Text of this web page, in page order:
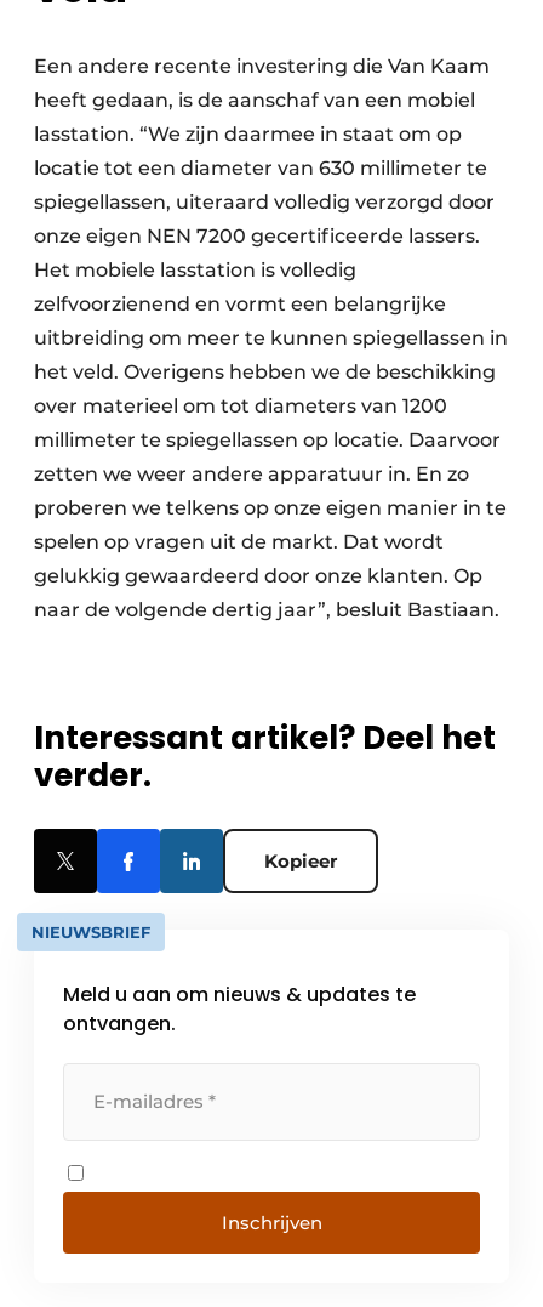
Een andere recente investering die Van Kaam
heeft gedaan, is de aanschaf van een mobiel
lasstation. “We zijn daarmee in staat om op
locatie tot een diameter van 630 millimeter te
spiegellassen, uiteraard volledig verzorgd door
onze eigen NEN 7200 gecertificeerde lassers.
Het mobiele lasstation is volledig
zelfvoorzienend en vormt een belangrijke
uitbreiding om meer te kunnen spiegellassen in
het veld. Overigens hebben we de beschikking
over materieel om tot diameters van 1200
millimeter te spiegellassen op locatie. Daarvoor
zetten we weer andere apparatuur in. En zo
proberen we telkens op onze eigen manier in te
spelen op vragen uit de markt. Dat wordt
gelukkig gewaardeerd door onze klanten. Op
naar de volgende dertig jaar”, besluit Bastiaan.
Interessant artikel? Deel het
verder.
Kopieer
NIEUWSBRIEF
Meld u aan om nieuws & updates te
ontvangen.
Inschrijven